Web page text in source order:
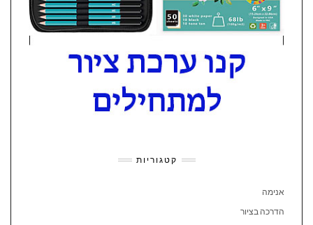
קטגוריות
אנימה
הדרכה בציור